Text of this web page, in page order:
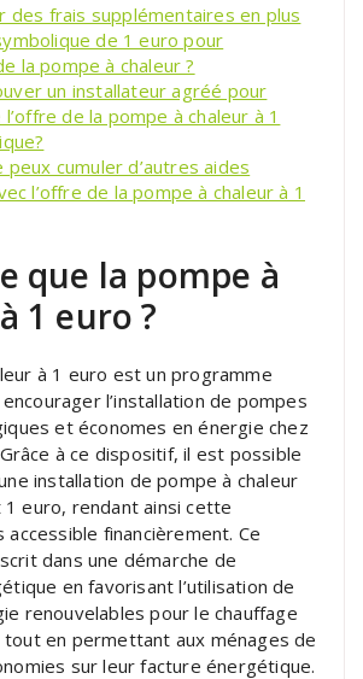
des frais supplémentaires en plus
de 1 euro pour
la pompe à chaleur ?
un installateur agréé pour
de la pompe à chaleur à 1
peux cumuler d’autres aides
l’offre de la pompe à chaleur à 1
que la pompe à
1 euro ?
à 1 euro est un programme
l’installation de pompes
et économes en énergie chez
à ce dispositif, il est possible
installation de pompe à chaleur
euro, rendant ainsi cette
accessible financièrement. Ce
dans une démarche de
en favorisant l’utilisation de
renouvelables pour le chauffage
en permettant aux ménages de
sur leur facture énergétique.